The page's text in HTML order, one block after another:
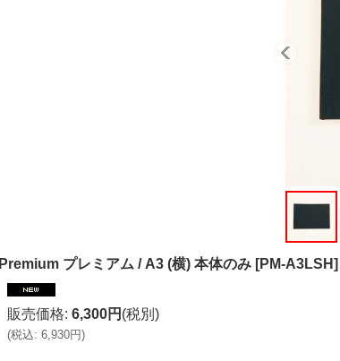
Premium プレミアム / A3 (横) 本体のみ [PM-A3LSH]
販売価格: 6,300円 (税別)
(税込: 6,930円)